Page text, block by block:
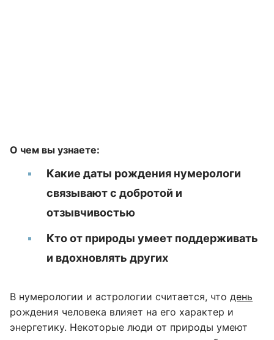
О чем вы узнаете:
Какие даты рождения нумерологи
связывают с добротой и
отзывчивостью
Кто от природы умеет поддерживать
и вдохновлять других
В нумерологии и астрологии считается, что день
рождения человека влияет на его характер и
энергетику. Некоторые люди от природы умеют